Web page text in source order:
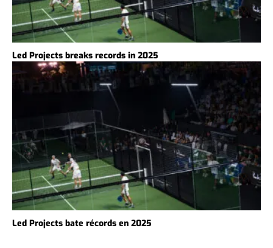
Led Projects breaks records in 2025
Led Projects bate récords en 2025